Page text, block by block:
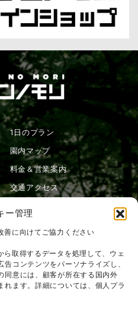
ー管理
善に向けてご協力ください
ら取得するデータを処理して、ウェ
コンテンツをパーソナライズし、
同意には、顧客が所在する国内外
れます。詳細については、個人プラ
1日のプラン
園内マップ
料金＆営業案内
交通アクセス
メディア掲載実績